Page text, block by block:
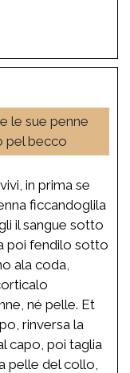
le sue penne
pel becco
in prima se
ficcandoglila
il sangue sotto
poi fendilo sotto
ala coda,
né pelle. Et
rinversa la
capo, poi taglia
pelle del collo,